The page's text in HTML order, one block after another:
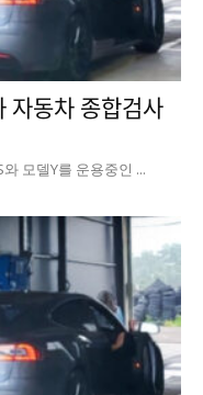
종합검사
모델Y를 운용중인 ...